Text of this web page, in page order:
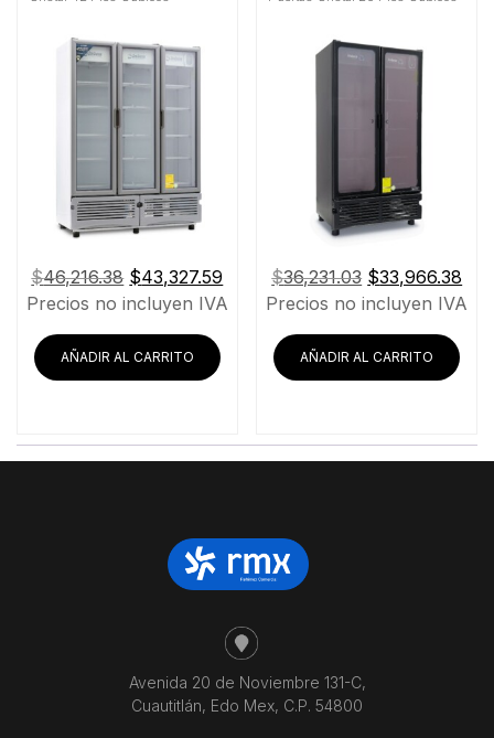
$46,216.38 El
precio
era:
$46,216.38.
$43,327.59
precio
$43,327.59.
Precios no incluyen IVA
AÑADIR AL CARRITO
$36,231.03 El
precio
era:
$36,231.03.
$33,966.38
Precios no incluyen IVA
AÑADIR AL CARRITO
Avenida 20 de Noviembre 131-C,
Cuautitlán, Edo Mex, C.P. 54800